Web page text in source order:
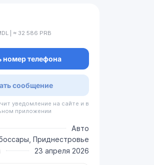
| ≈ 32 586 PRB
номер телефона
сообщение
уведомление на сайте и в
приложении
Авто
Приднестровье
23 апреля 2026